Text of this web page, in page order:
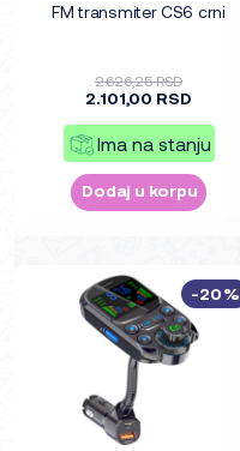
FM transmiter CS6 crni
2.626,25 RSD
2.101,00 RSD
Ima na stanju
Dodaj u korpu
-20%